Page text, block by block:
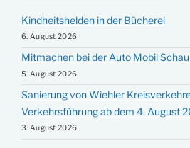
Kindheitshelden in der Bücherei
6. August 2026
Mitmachen bei der Auto Mobil Schau
5. August 2026
Sanierung von Wiehler
Verkehrsführung ab dem 4. August
3. August 2026